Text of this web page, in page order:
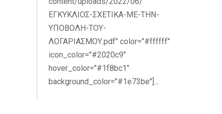
ΕΓΚΥΚΛΙΟΣ-ΣΧΕΤΙΚΑ-ΜΕ-ΤΗΝ-
ΥΠΟΒΟΛΗ-ΤΟΥ-
ΛΟΓΑΡΙΑΣΜΟΥ.pdf" color="#ffffff"
icon_color="#2020c9"
hover_color="#1f8bc1"
background_color="#1e73be"]...